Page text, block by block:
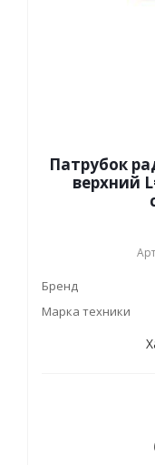
Патрубок
верхний
Бренд
Марка техники